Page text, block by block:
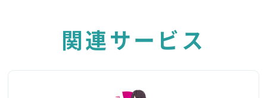
関連サービス